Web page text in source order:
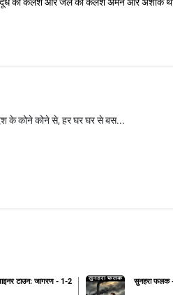
के कोने कोने से, हर घर घर से बस...
टाउन: जागरण - 1-2 सुनहरा फलक